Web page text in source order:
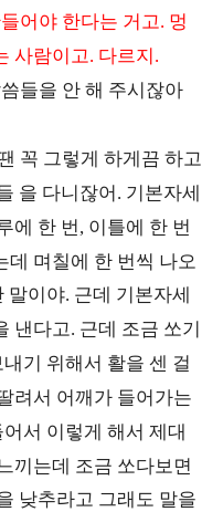
어야 한다는 거고. 멍
사람이고. 다르지.
들을 안 해 주시잖아
꼭 그렇게 하게끔 하고
을 다니잖어. 기본자세
에 한 번, 이틀에 한 번
데 며칠에 한 번씩 나오
말이야. 근데 기본자세
낸다고. 근데 조금 쏘기
기 위해서 활을 센 걸
려서 어깨가 들어가는
서 이렇게 해서 제대
끼는데 조금 쏘다보면
낮추라고 그래도 말을